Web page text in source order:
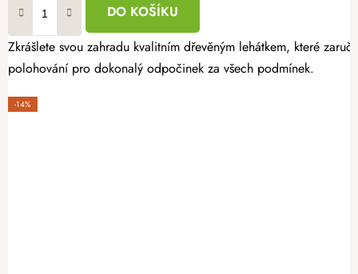
DO KOŠÍKU
Zkrášlete svou zahradu kvalitním dřevěným lehátkem, které
polohování pro dokonalý odpočinek za všech podmínek.
-14%